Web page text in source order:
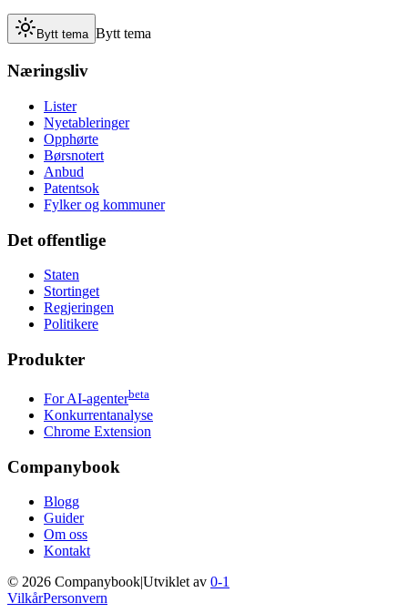
Bytt tema Bytt tema
Næringsliv
Lister
Nyetableringer
Opphørte
Børsnotert
Anbud
Patentsok
Fylker og kommuner
Det offentlige
Staten
Stortinget
Regjeringen
Politikere
Produkter
For AI-agenterbeta
Konkurrentanalyse
Chrome Extension
Companybook
Blogg
Guider
Om oss
Kontakt
© 2026 CompanybookUtviklet av 0-1
VilkårPersonvern